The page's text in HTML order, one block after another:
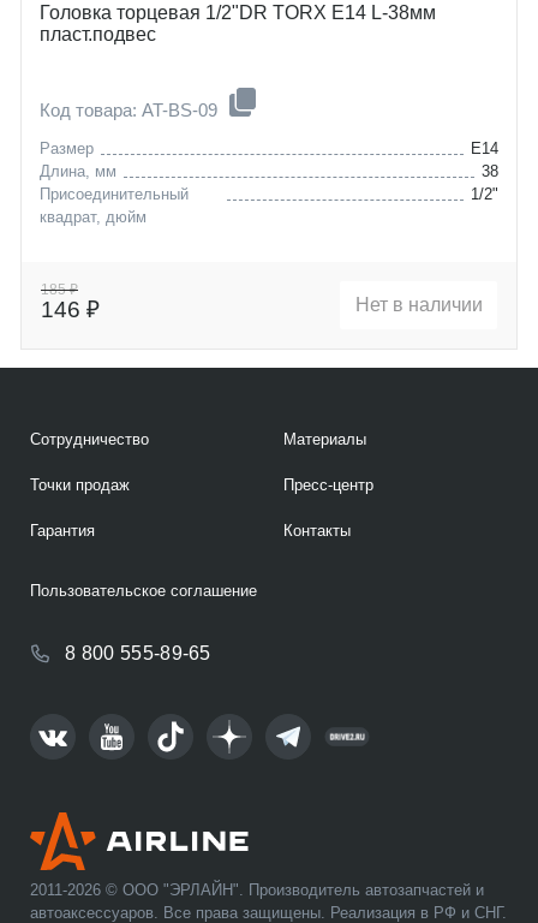
Головка торцевая 1/2"DR TORX E14 L-38мм
пласт.подвес
Код товара: AT-BS-09
Размер
E14
Длина, мм
38
Присоединительный
квадрат, дюйм
1/2"
185 ₽
146 ₽ Нет в наличии
2011-2026 © ООО "ЭРЛАЙН". Производитель автозапчастей и
автоаксессуаров. Все права защищены. Реализация в РФ и СНГ.
Сотрудничество
Точки продаж
Гарантия
Материалы
Пресс-центр
Контакты
8 800 555-89-65
Пользовательское соглашение